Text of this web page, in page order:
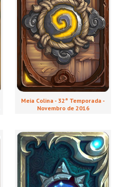
Meia Colina - 32ª Temporada -
Novembro de 2016